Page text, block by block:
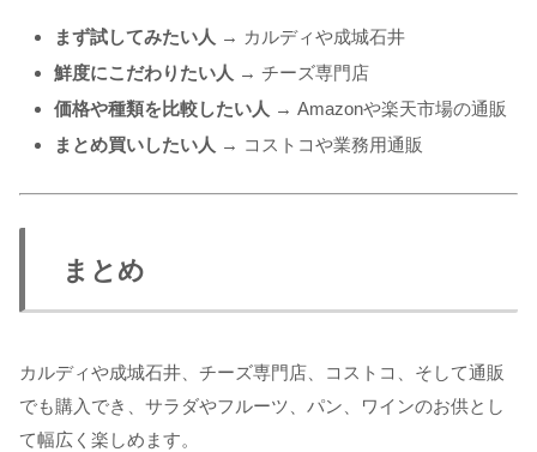
まず試してみたい人 → カルディや成城石井
鮮度にこだわりたい人 → チーズ専門店
価格や種類を比較したい人 → Amazonや楽天市場の通販
まとめ買いしたい人 → コストコや業務用通販
まとめ
カルディや成城石井、チーズ専門店、コストコ、そして通販
でも購入でき、サラダやフルーツ、パン、ワインのお供とし
て幅広く楽しめます。